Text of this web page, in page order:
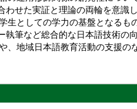
せた実証と理論の両輪を意識し
生としての学力の基盤となるも
筆など総合的な日本語技術の
地域日本語教育活動の支援の